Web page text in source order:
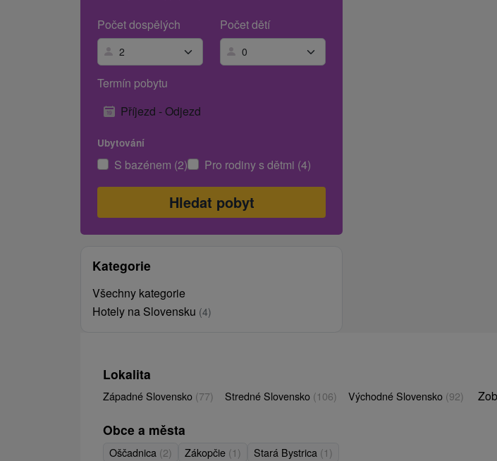
Počet dospělých
Počet dětí
Termín pobytu
Příjezd - Odjezd
Ubytování
S bazénem (2) Pro rodiny s dětmi (4)
Kategorie
Všechny kategorie
Hotely na Slovensku (4)
Lokalita
Západné Slovensko (77) Stredné Slovensko (106) Východné Slovensko (92)
Obce a města
Oščadnica (2) Zákopčie (1) Stará Bystrica (1)